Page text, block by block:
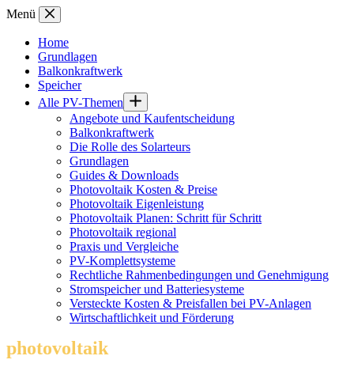
Zum
springen
Menü
Home
Grundlagen
Balkonkraftwerk
Speicher
Alle PV-Themen
Angebote und Kaufentscheidung
Balkonkraftwerk
Die Rolle des Solarteurs
Grundlagen
Guides & Downloads
Photovoltaik Kosten & Preise
Photovoltaik Eigenleistung
Photovoltaik Planen: Schritt für Schritt
Photovoltaik regional
Praxis und Vergleiche
PV-Komplettsysteme
Rechtliche Rahmenbedingungen und Genehmigung
Stromspeicher und Batteriesysteme
Versteckte Kosten & Preisfallen bei PV-Anlagen
Wirtschaftlichkeit und Förderung
photovoltaik